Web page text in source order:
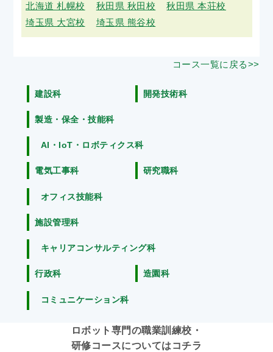
北海道 札幌校
秋田県 秋田校
秋田県 本荘校
埼玉県 大宮校
埼玉県 熊谷校
コース一覧に戻る>>
建設科 開発技術科
製造・保全・技能科
AI・IoT・ロボティクス科
電気工事科 研究職科
オフィス技能科
施設管理科
キャリアコンサルティング科
行政科 造園科
コミュニケーション科
ロボット専門の職業訓練校・
研修コースについてはコチラ